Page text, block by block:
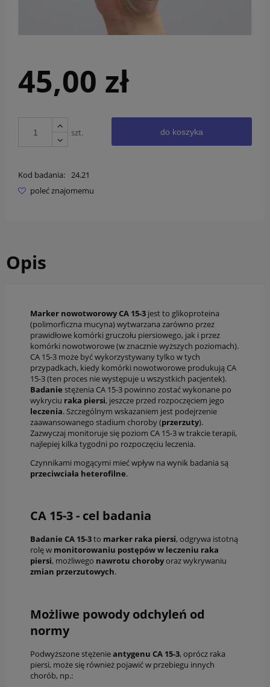
45,00 zł
szt. do koszyka
Kod badania: 24.21
poleć znajomemu
Opis
Marker nowotworowy CA 15-3 jest to glikoproteina
(polimorficzna mucyna) wytwarzana zarówno przez
prawidłowe komórki gruczołu piersiowego, jak i przez
komórki nowotworowe (w znacznie wyższych poziomach).
CA 15-3 może być wykorzystywany tylko w tych
przypadkach, kiedy komórki nowotworowe produkują CA
15-3 (ten proces nie występuje u wszystkich pacjentek).
Badanie stężenia CA 15-3 powinno zostać wykonane po
wykryciu raka piersi, jeszcze przed rozpoczęciem jego
leczenia. Szczególnym wskazaniem jest podejrzenie
zaawansowanego stadium choroby (przerzuty).
Zazwyczaj monitoruje się poziom CA 15-3 w trakcie terapii,
najlepiej kilka tygodni po rozpoczęciu leczenia.
Czynnikami mogącymi mieć wpływ na wynik badania są
przeciwciała heterofilne.
CA 15-3 - cel badania
Badanie CA 15-3to marker raka piersi, odgrywa istotną
rolę w monitorowaniu postępów w leczeniu raka
piersi, możliwego nawrotu chorobyoraz wykrywaniu
zmian przerzutowych.
Możliwe powody odchyleń od
normy
Podwyższone stężenieantygenu CA 15-3, oprócz raka
piersi, może się również pojawić w przebiegu innych
chorób, np.: